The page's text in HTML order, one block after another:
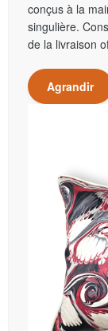
conçus à la
singulière.
de la livraison
Agrandir